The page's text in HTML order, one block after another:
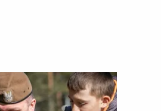
i pomóc uchodźcom z Ukrainy.
pomoc – zawsze gotowi